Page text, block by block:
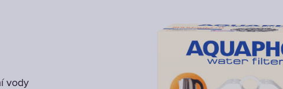
vody
vody
vody